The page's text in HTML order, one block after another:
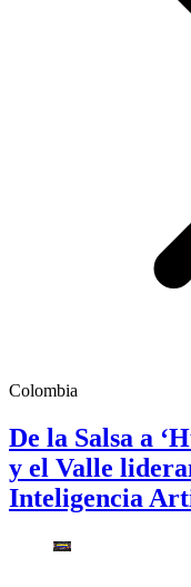
Colombia
De la Salsa a
y el Valle
Inteligencia